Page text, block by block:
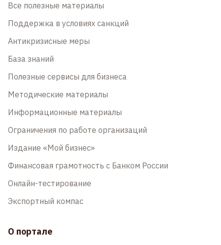
Все полезные материалы
Поддержка в условиях санкций
Антикризисные меры
База знаний
Полезные сервисы для бизнеса
Методические материалы
Информационные материалы
Ограничения по работе организаций
Издание «Мой бизнес»
Финансовая грамотность с Банком России
Онлайн-тестирование
Экспортный компас
О портале